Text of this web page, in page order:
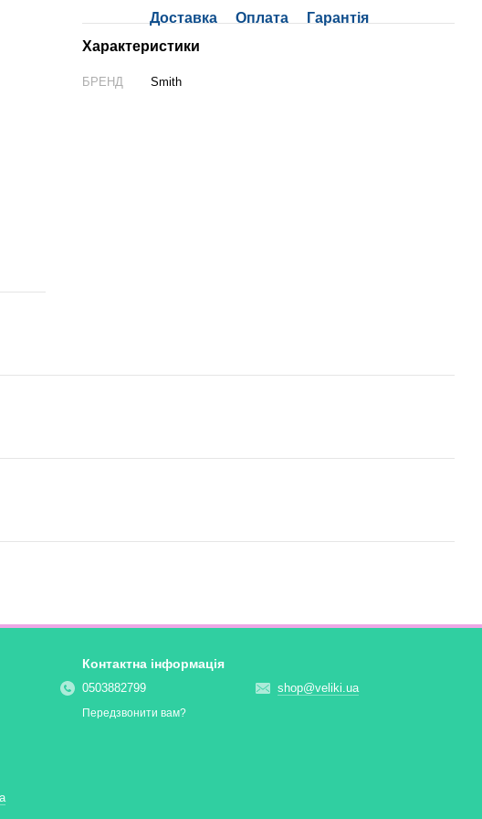
Доставка Оплата
Гарантія
Характеристики
БРЕНД Smith
Контактна інформація
0503882799
Передзвонити вам?
shop@veliki.ua